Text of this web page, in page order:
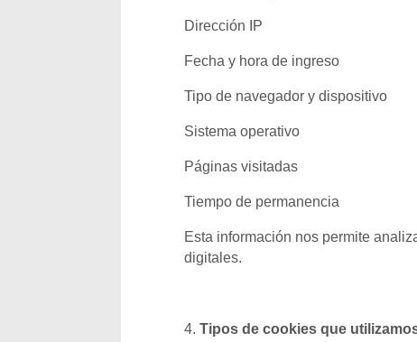
Dirección IP
Fecha y hora de ingreso
Tipo de navegador y dispositivo
Sistema operativo
Páginas visitadas
Tiempo de permanencia
Esta información nos permite
digitales.
Tipos de cookies que